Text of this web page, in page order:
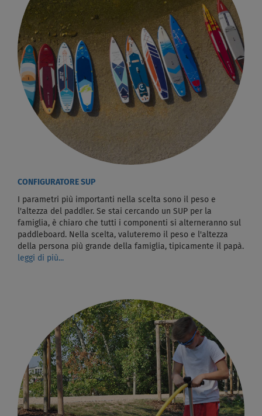
CONFIGURATORE SUP
I parametri più importanti nella scelta sono il peso e
l'altezza del paddler. Se stai cercando un SUP per la
famiglia, è chiaro che tutti i componenti si alterneranno sul
paddleboard. Nella scelta, valuteremo il peso e l'altezza
della persona più grande della famiglia, tipicamente il papà.
leggi di più...